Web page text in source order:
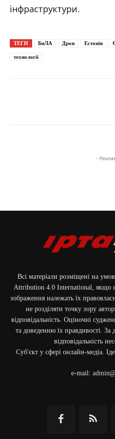
інфраструктури.
ТЕГИ БпЛА Дрон Естонія
технології
-
Всі матеріали розміщені на
Attribution 4.0 International, якщо
зображення належать їх
не розділяти точку зору
відповідальність. Оціночні
та доведенню їх правдивості. За
відповідальність
Cуб'єкт у сфері онлайн-медіа.
e-mail: